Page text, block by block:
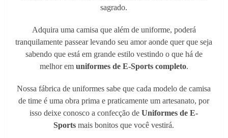
sagrado.
Adquira uma camisa que além de uniforme, poderá
tranquilamente passear levando seu amor aonde quer que seja
sabendo que está em grande estilo vestindo o que há de
melhor em uniformes de E-Sports completo.
Nossa fábrica de uniformes sabe que cada modelo de camisa
de time é uma obra prima e praticamente um artesanato, por
isso deixe conosco a confecção deUniformes de E-
Sports mais bonitos que você vestirá.